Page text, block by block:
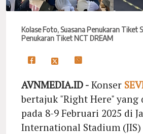
Kolase Foto, Suasana Penukaran Tiket
Penukaran Tiket NCT DREAM
AVNMEDIA.ID - Konser
bertajuk "Right Here" yang
pada 8-9 Februari 2025 di
International Stadium